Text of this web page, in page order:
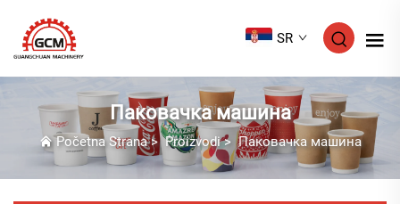
SR
Паковачка машина
Početna Strana>Proizvodi>Паковачка машина